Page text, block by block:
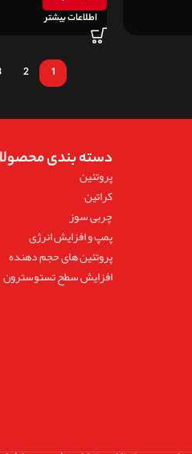
اطلاعات بیشتر
1
2
دسته بندی
پروتئین
کراتین
چربی سوز
پمپ و افزایش انرژی
پروتئین های حجم دهنده
افزایش سطح تستوسترون